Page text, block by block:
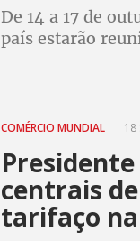
De 14 a 17 de
país estarão
COMÉRCIO MUNDIAL 18
Presidente
centrais
tarifaço na